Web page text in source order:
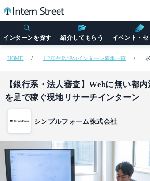
インターンを探す 紹介してもらう イベント・
HOME 1-2年生歓迎のインターン募集一覧
【銀行系・法人審査】Webに無い都
を足で稼ぐ現地リサーチインターン
シンプルフォーム株式会社